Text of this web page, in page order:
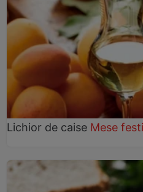
Lichior de caise Mese